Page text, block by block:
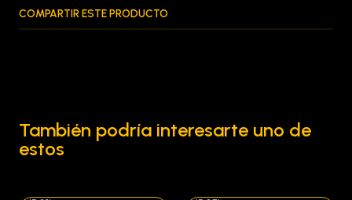
COMPARTIR ESTE PRODUCTO
También podría interesarte uno de
estos